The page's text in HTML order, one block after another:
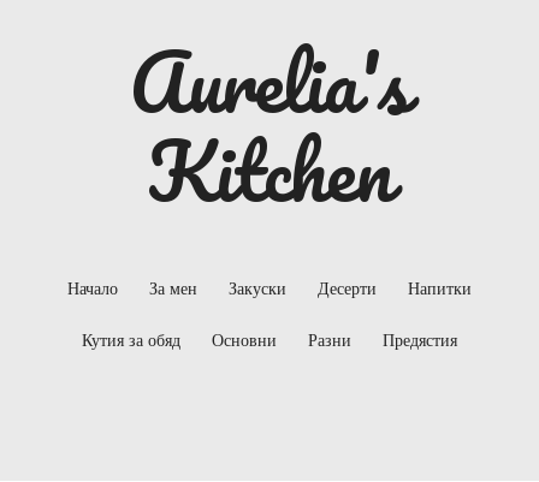
Aurelia's
Kitchen
Начало За мен Закуски Десерти Напитки
Кутия за обяд Основни Разни Предястия